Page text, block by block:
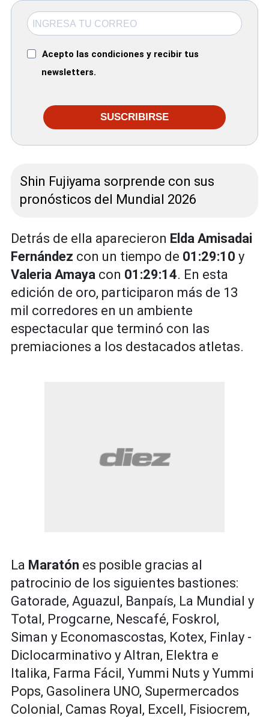
Acepto las condiciones y recibir tus
newsletters.
SUSCRIBIRSE
Shin Fujiyama sorprende con sus
pronósticos del Mundial 2026
Detrás de ella aparecieron Elda Amisadai
Fernández con un tiempo de 01:29:10 y
Valeria Amaya con 01:29:14. En esta
edición de oro, participaron más de 13
mil corredores en un ambiente
espectacular que terminó con las
premiaciones a los destacados atletas.
La Maratón es posible gracias al
patrocinio de los siguientes bastiones:
Gatorade, Aguazul, Banpaís, La Mundial y
Total, Progcarne, Nescafé, Foskrol,
Siman y Economascostas, Kotex, Finlay -
Diclocarminativo y Altran, Elektra e
Italika, Farma Fácil, Yummi Nuts y Yummi
Pops, Gasolinera UNO, Supermercados
Colonial, Camas Royal, Excell, Fisiocrem,